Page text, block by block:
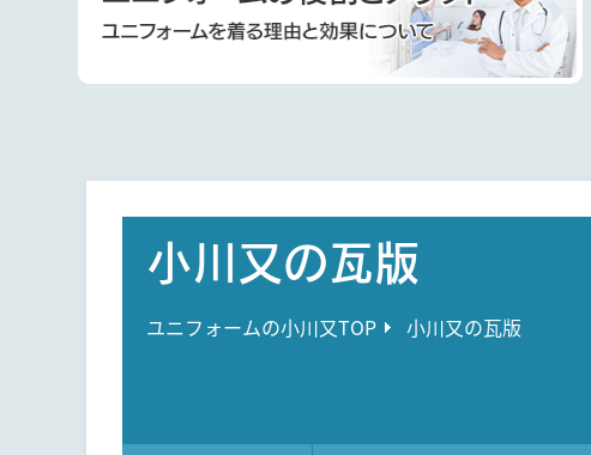
小川又の瓦版
ユニフォームの小川又TOP 小川又の瓦版